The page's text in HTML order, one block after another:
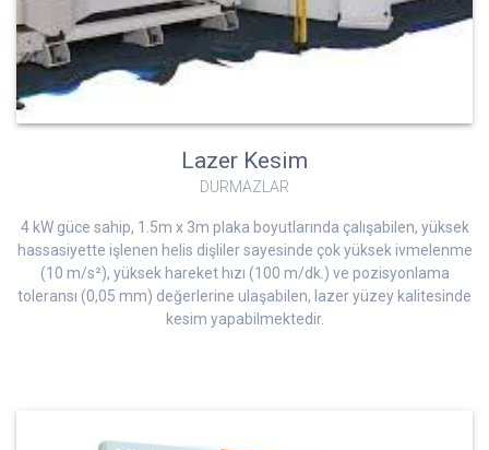
Lazer Kesim
DURMAZLAR
4 kW güce sahip, 1.5m x 3m plaka boyutlarında çalışabilen, yüksek
hassasiyette işlenen helis dişliler sayesinde çok yüksek ivmelenme
(10 m/s²), yüksek hareket hızı (100 m/dk.) ve pozisyonlama
toleransı (0,05 mm) değerlerine ulaşabilen, lazer yüzey kalitesinde
kesim yapabilmektedir.